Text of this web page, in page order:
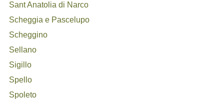
Sant Anatolia di Narco
Scheggia e Pascelupo
Scheggino
Sellano
Sigillo
Spello
Spoleto